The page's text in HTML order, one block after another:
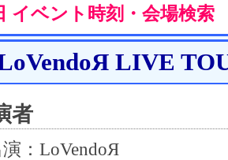
イベント時刻・会場検索
LIVE
者
：LoVendoЯ